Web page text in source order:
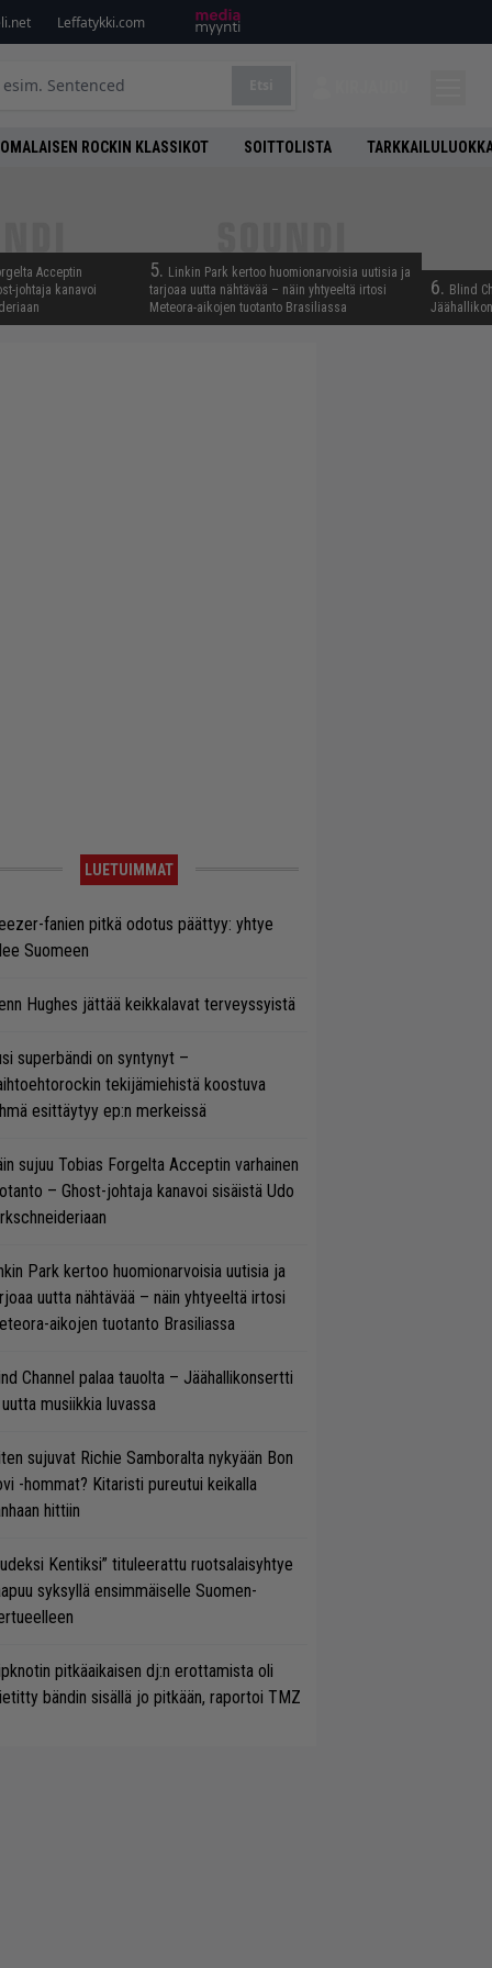
Leffatykki.com
ROCKIN KLASSIKOT SOITTOLISTA
Acceptin
johtaja kanavoi
5. Linkin Park kertoo huomionarvoisia uutisia ja
tarjoaa uutta nähtävää – näin yhtyeeltä irtosi
Meteora-aikojen tuotanto Brasiliassa
6. Blind
LUETUIMMAT
fanien pitkä odotus päättyy: yhtye
Suomeen
Hughes jättää keikkalavat terveyssyistä
superbändi on syntynyt –
tekijämiehistä koostuva
esittäytyy ep:n merkeissä
sujuu Tobias Forgelta Acceptin varhainen
– Ghost-johtaja kanavoi sisäistä Udo
Park kertoo huomionarvoisia uutisia ja
uutta nähtävää – näin yhtyeeltä irtosi
aikojen tuotanto Brasiliassa
Channel palaa tauolta – Jäähallikonsertti
musiikkia luvassa
sujuvat Richie Samboralta nykyään Bon
-hommat? Kitaristi pureutui keikalla
hittiin
Kentiksi” tituleerattu ruotsalaisyhtye
syksyllä ensimmäiselle Suomen-
pitkäaikaisen dj:n erottamista oli
bändin sisällä jo pitkään, raportoi TMZ